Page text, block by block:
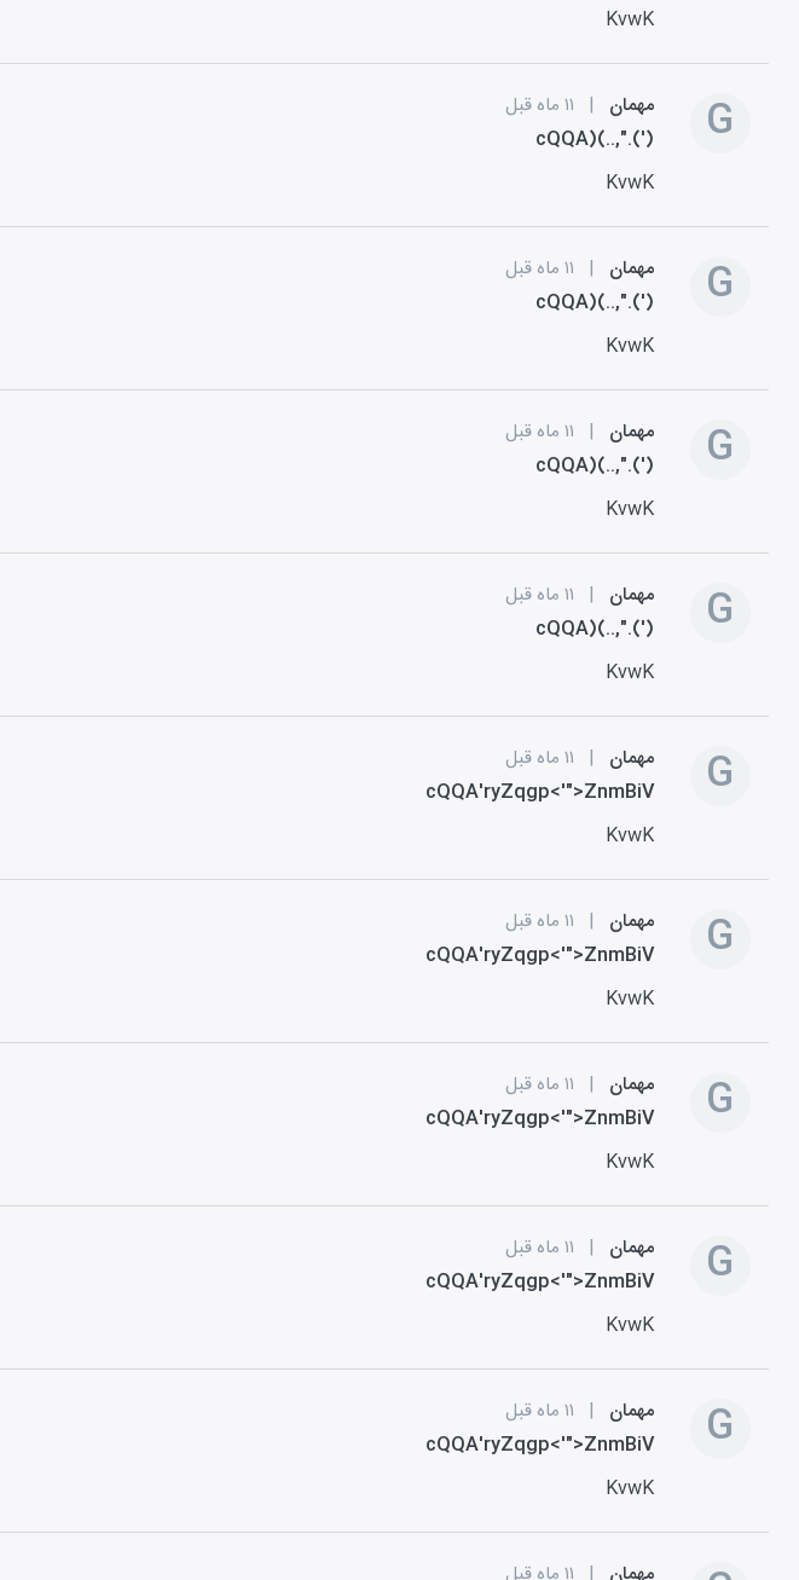
KvwK
G مهمان | ۱۱ ماه قبل
cQQA)(..,".(')
KvwK
G مهمان | ۱۱ ماه قبل
cQQA)(..,".(')
KvwK
G مهمان | ۱۱ ماه قبل
cQQA)(..,".(')
KvwK
G مهمان | ۱۱ ماه قبل
cQQA)(..,".(')
KvwK
G مهمان | ۱۱ ماه قبل
cQQA'ryZqgp<'">ZnmBiV
KvwK
G مهمان | ۱۱ ماه قبل
cQQA'ryZqgp<'">ZnmBiV
KvwK
G مهمان | ۱۱ ماه قبل
cQQA'ryZqgp<'">ZnmBiV
KvwK
G مهمان | ۱۱ ماه قبل
cQQA'ryZqgp<'">ZnmBiV
KvwK
G مهمان | ۱۱ ماه قبل
cQQA'ryZqgp<'">ZnmBiV
KvwK